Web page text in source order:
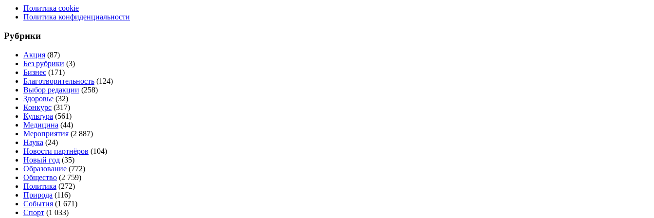
Политика cookie
Политика конфиденциальности
Рубрики
Акция (87)
Без рубрики (3)
Бизнес (171)
Благотворительность (124)
Выбор редакции (258)
Здоровье (32)
Конкурс (317)
Культура (561)
Медицина (44)
Мероприятия (2 887)
Наука (24)
Новости партнёров (104)
Новый год (35)
Образование (772)
Общество (2 759)
Политика (272)
Природа (116)
События (1 671)
Спорт (1 033)